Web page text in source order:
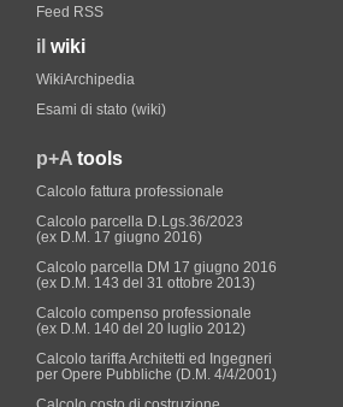
Feed RSS
il wiki
WikiArchipedia
Esami di stato (wiki)
p+A tools
Calcolo fattura professionale
Calcolo parcella D.Lgs.36/2023
(ex D.M. 17 giugno 2016)
Calcolo parcella DM 17 giugno 2016
(ex D.M. 143 del 31 ottobre 2013)
Calcolo compenso professionale
(ex D.M. 140 del 20 luglio 2012)
Calcolo tariffa Architetti ed Ingegneri
per Opere Pubbliche (D.M. 4/4/2001)